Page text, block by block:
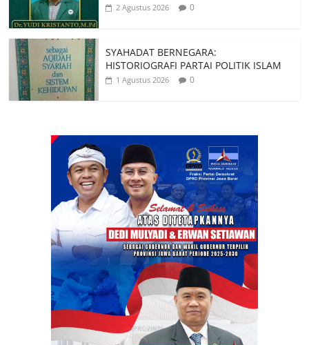
2 Agustus 2026 0
SYAHADAT BERNEGARA:
HISTORIOGRAFI PARTAI POLITIK ISLAM
1 Agustus 2026 0